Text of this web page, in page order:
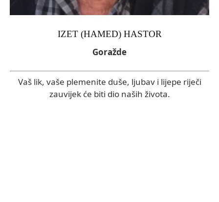
IZET (HAMED) HASTOR
Goražde
Vaš lik, vaše plemenite duše, ljubav i lijepe riječi
zauvijek će biti dio naših života.